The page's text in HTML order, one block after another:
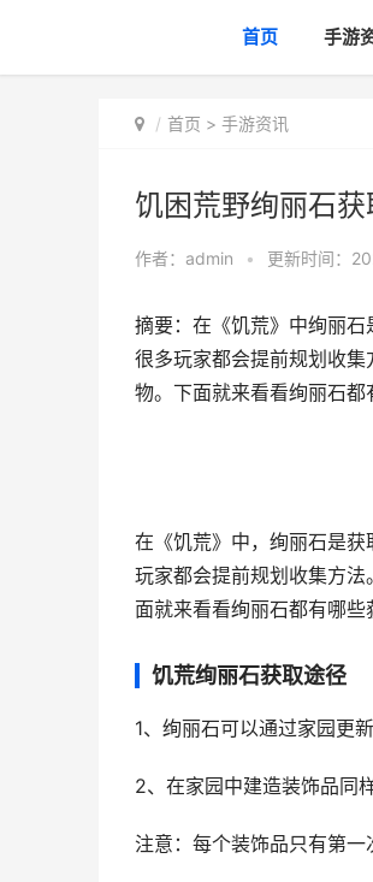
首页 手游
首页 > 手游资讯
饥困荒野绚丽石
作者： admin • 更新时间：
摘要：在《饥荒》中绚丽
很多玩家都会提前规划收
物。下面就来看看绚丽石
在《饥荒》中，绚丽石是
玩家都会提前规划收集方
面就来看看绚丽石都有哪些
饥荒绚丽石获取途径
1、绚丽石可以通过家园更
2、在家园中建造装饰品同
注意：每个装饰品只有第一